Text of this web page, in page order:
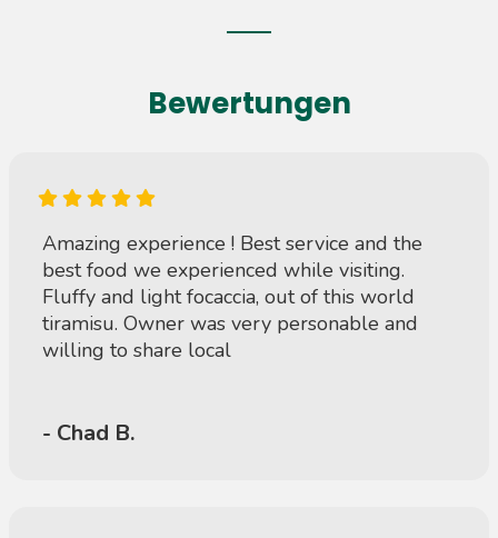
Bewertungen
Amazing experience ! Best service and the
best food we experienced while visiting.
Fluffy and light focaccia, out of this world
tiramisu. Owner was very personable and
willing to share local
- Chad B.